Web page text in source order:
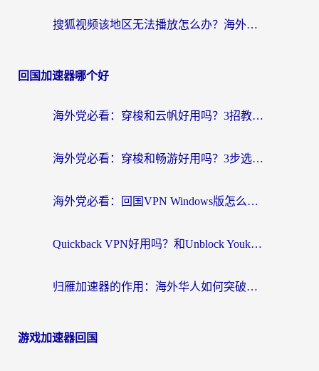
搜狐视频该地区无法播放怎么办？海外党亲测有效的回国加速指南
回国加速器哪个好
海外党必看：穿梭和云帆好用吗？3招教你选对回国加速器（附PTT翻墙+QuickbackFly2CN对比）
海外党必看：穿梭和畅游好用吗？3步选对回国加速器，无缝刷国内剧玩国服
海外党必看：回国VPN Windows版怎么选？3步找到最适合你的无缝访问方案
Quickback VPN好用吗？和Unblock YoukuVPN对比哪个回国效果更好？海外党无缝访问国内资源的实用指南
归雁加速器的作用：海外华人如何突破地域限制，无缝拥抱国内资源？
游戏加速器回国